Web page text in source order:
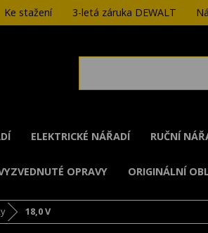
Ke stažení 3-letá záruka DEWALT
ELEKTRICKÉ NÁŘADÍ RUČNÍ
OPRAVY ORIGINÁLNÍ
18,0 V